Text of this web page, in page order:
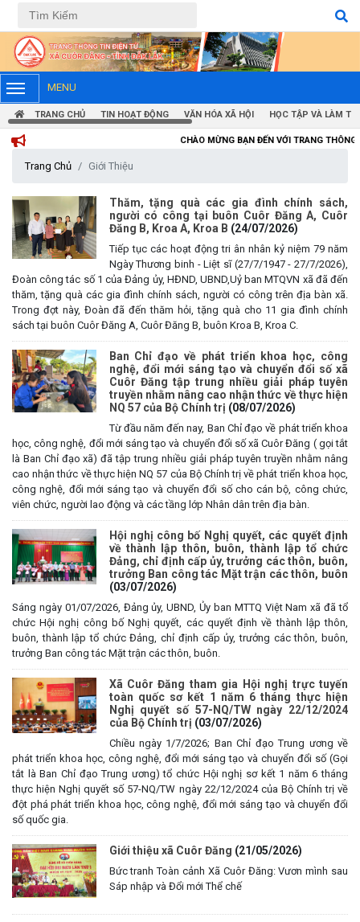
Tiếng Việt Tiếng Anh
MENU
TRANG CHỦ TIN HOẠT ĐỘNG VĂN HÓA XÃ HỘI HỌC TẬP VÀ LÀM
CHÀO MỪNG BẠN ĐẾN VỚI TRANG THÔNG TIN ĐIỆN TỬ XÃ
Trang Chủ Giới Thiệu
Thăm, tặng quà các gia đình chính sách,
người có công tại buôn Cuôr Đăng A, Cuôr
Đăng B, Kroa A, Kroa B (24/07/2026)
Tiếp tục các hoạt động tri ân nhân kỷ niệm 79 năm
Ngày Thương binh - Liệt sĩ (27/7/1947 - 27/7/2026),
Đoàn công tác số 1 của Đảng ủy, HĐND, UBND,Uỷ ban MTQVN xã đã đến
thăm, tặng quà các gia đình chính sách, người có công trên địa bàn xã.
Trong đợt này, Đoàn đã đến thăm hỏi, tặng quà cho 11 gia đình chính
sách tại buôn Cuôr Đăng A, Cuôr Đăng B, buôn Kroa B, Kroa C.
Ban Chỉ đạo về phát triển khoa học, công
nghệ, đổi mới sáng tạo và chuyển đổi số xã
Cuôr Đăng tập trung nhiều giải pháp tuyên
truyền nhằm nâng cao nhận thức về thực hiện
NQ 57 của Bộ Chính trị (08/07/2026)
Từ đầu năm đến nay, Ban Chỉ đạo về phát triển khoa
học, công nghệ, đổi mới sáng tạo và chuyển đổi số xã Cuôr Đăng ( gọi tắt
là Ban Chỉ đạo xã) đã tập trung nhiều giải pháp tuyên truyền nhằm nâng
cao nhận thức về thực hiện NQ 57 của Bộ Chính trị về phát triển khoa học,
công nghệ, đổi mới sáng tạo và chuyển đổi số cho cán bộ, công chức,
viên chức, người lao động và các tầng lớp Nhân dân trên địa bàn.
Hội nghị công bố Nghị quyết, các quyết định
về thành lập thôn, buôn, thành lập tổ chức
Đảng, chỉ định cấp ủy, trưởng các thôn, buôn,
trưởng Ban công tác Mặt trận các thôn, buôn
(03/07/2026)
Sáng ngày 01/07/2026, Đảng ủy, UBND, Ủy ban MTTQ Việt Nam xã đã tổ
chức Hội nghị công bố Nghị quyết, các quyết định về thành lập thôn,
buôn, thành lập tổ chức Đảng, chỉ định cấp ủy, trưởng các thôn, buôn,
trưởng Ban công tác Mặt trận các thôn, buôn.
Xã Cuôr Đăng tham gia Hội nghị trực tuyến
toàn quốc sơ kết 1 năm 6 tháng thực hiện
Nghị quyết số 57-NQ/TW ngày 22/12/2024
của Bộ Chính trị (03/07/2026)
Chiều ngày 1/7/2026; Ban Chỉ đạo Trung ương về
phát triển khoa học, công nghệ, đổi mới sáng tạo và chuyển đổi số (Gọi
tắt là Ban Chỉ đạo Trung ương) tổ chức Hội nghị sơ kết 1 năm 6 tháng
thực hiện Nghị quyết số 57-NQ/TW ngày 22/12/2024 của Bộ Chính trị về
đột phá phát triển khoa học, công nghệ, đổi mới sáng tạo và chuyển đổi
số quốc gia.
Giới thiệu xã Cuôr Đăng (21/05/2026)
Bức tranh Toàn cảnh Xã Cuôr Đăng: Vươn mình sau
Sáp nhập và Đổi mới Thể chế